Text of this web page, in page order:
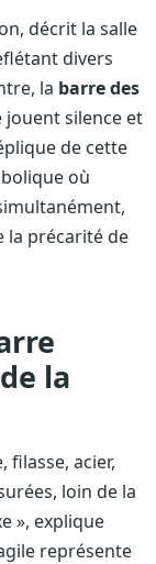
décrit la salle
divers
la barre des
jouent silence et
de cette
où
la précarité de
la
filasse, acier,
loin de la
», explique
représente